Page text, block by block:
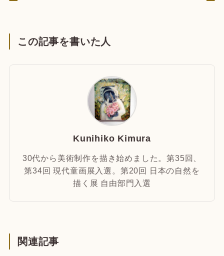
この記事を書いた人
Kunihiko Kimura
30代から美術制作を描き始めました。第35回、
第34回 現代童画展入選。第20回 日本の自然を
描く展 自由部門入選
関連記事